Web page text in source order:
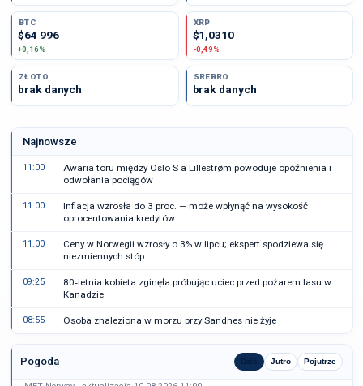
BTC
$64 996
+0,16%
XRP
$1,0310
-0,49%
ZŁOTO
brak danych
SREBRO
brak danych
Najnowsze
11:00
Awaria toru między Oslo S a Lillestrøm powoduje opóźnienia i
odwołania pociągów
11:00
Inflacja wzrosła do 3 proc. — może wpłynąć na wysokość
oprocentowania kredytów
11:00
Ceny w Norwegii wzrosły o 3% w lipcu; ekspert spodziewa się
niezmiennych stóp
09:25
80‑letnia kobieta zginęła próbując uciec przed pożarem lasu w
Kanadzie
08:55 Osoba znaleziona w morzu przy Sandnes nie żyje
Pogoda Dziś Jutro Pojutrze